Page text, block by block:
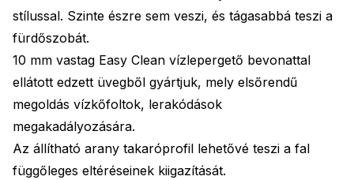
stílussal. Szinte észre sem veszi, és tágasabbá teszi a
fürdőszobát.
10 mm vastag Easy Clean vízlepergető bevonattal
ellátott edzett üvegből gyártjuk, mely elsőrendű
megoldás vízkőfoltok, lerakódások
megakadályozására.
Az állítható arany takaróprofil lehetővé teszi a fal
függőleges eltéréseinek kiigazítását.